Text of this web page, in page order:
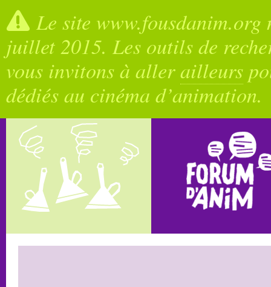
Le site
juillet 2015. Les outils de
vous invitons à allerailleurs
dédiés au cinéma d’animation.